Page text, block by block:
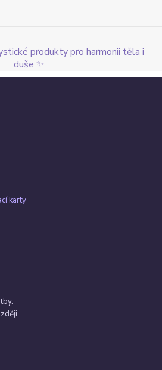
produkty pro harmonii těla i
duše ✨
karty